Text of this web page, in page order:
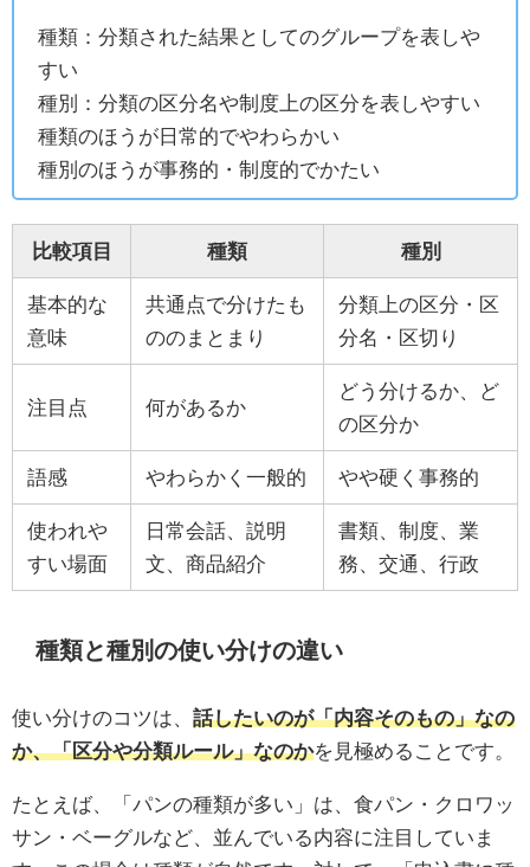
種類：分類された結果としてのグループを表しや
すい
種別：分類の区分名や制度上の区分を表しやすい
種類のほうが日常的でやわらかい
種別のほうが事務的・制度的でかたい
比較項目 種類 種別
基本的な
意味
共通点で分けたも
ののまとまり
分類上の区分・区
分名・区切り
注目点 何があるか
どう分けるか、ど
の区分か
語感 やわらかく一般的 やや硬く事務的
使われや
すい場面
日常会話、説明
文、商品紹介
書類、制度、業
務、交通、行政
種類と種別の使い分けの違い
使い分けのコツは、 話したいのが「内容そのもの」なの
か、「区分や分類ルール」なのかを見極めることです。
たとえば、「パンの種類が多い」は、食パン・クロワッ
サン・ベーグルなど、並んでいる内容に注目していま